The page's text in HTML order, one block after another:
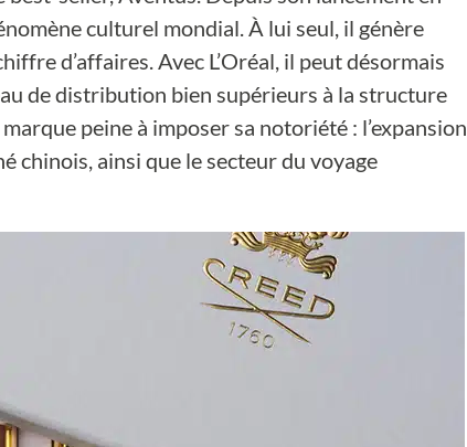
culturel mondial. À lui seul, il génère
d’affaires. Avec L’Oréal, il peut désormais
de distribution bien supérieurs à la structure
peine à imposer sa notoriété : l’expansion
chinois, ainsi que le secteur du voyage